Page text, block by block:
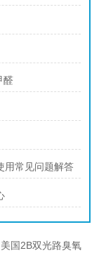
醛
用常见问题解答
国2B双光路臭氧